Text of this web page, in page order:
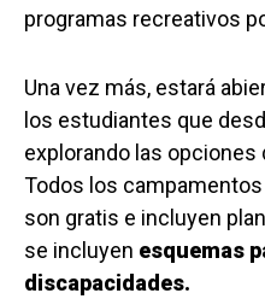
programas recreativos
Una vez más, estará
los estudiantes que
explorando las
Todos los campamentos
son gratis e incluyen
se incluyen esquemas
discapacidades.